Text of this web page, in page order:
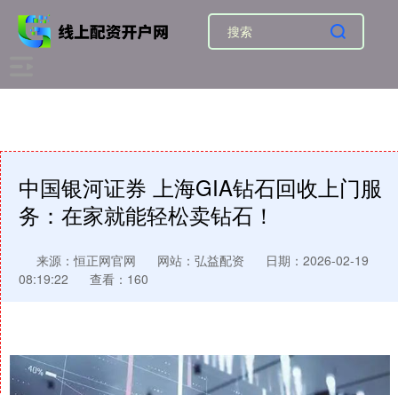
中国银河证券 上海GIA钻石回收上门服
务：在家就能轻松卖钻石！
来源：恒正网官网 网站：弘益配资
日期：2026-02-19
08:19:22
查看：160